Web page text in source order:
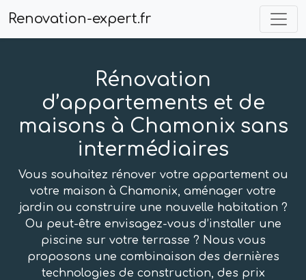
Renovation-expert.fr
Rénovation
d’appartements et de
maisons à Chamonix sans
intermédiaires
Vous souhaitez rénover votre appartement ou
votre maison à Chamonix, aménager votre
jardin ou construire une nouvelle habitation ?
Ou peut-être envisagez-vous d’installer une
piscine sur votre terrasse ? Nous vous
proposons une combinaison des dernières
technologies de construction, des prix